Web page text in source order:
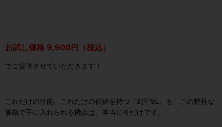
お試し価格 9,900円（税込）
でご提供させていただきます！
これだけの性能、これだけの価値を持つ『幻守9L』を、この特別な
価格で手に入れられる機会は、本当に今だけです。